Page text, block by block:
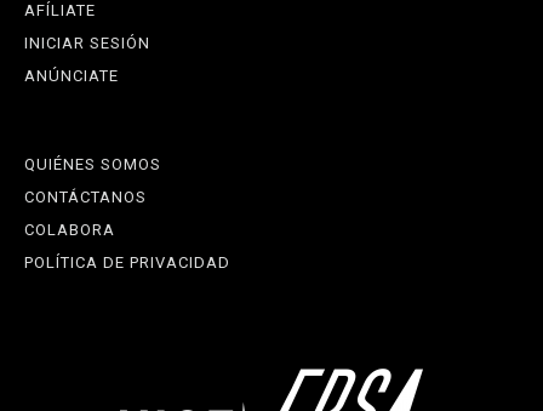
AFÍLIATE
INICIAR SESIÓN
ANÚNCIATE
QUIÉNES SOMOS
CONTÁCTANOS
COLABORA
POLÍTICA DE PRIVACIDAD